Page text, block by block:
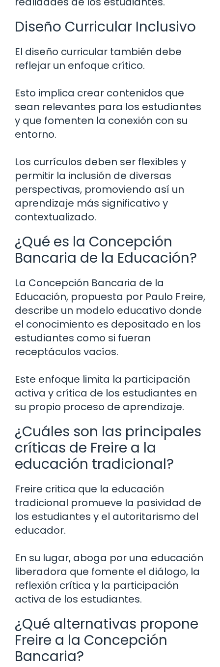
Diseño Curricular Inclusivo
El diseño curricular también debe
reflejar un enfoque crítico.
Esto implica crear contenidos que
sean relevantes para los estudiantes
y que fomenten la conexión con su
entorno.
Los currículos deben ser flexibles y
permitir la inclusión de diversas
perspectivas, promoviendo así un
aprendizaje más significativo y
contextualizado.
¿Qué es la Concepción
Bancaria de la Educación?
La Concepción Bancaria de la
Educación, propuesta por Paulo Freire,
describe un modelo educativo donde
el conocimiento es depositado en los
estudiantes como si fueran
receptáculos vacíos.
Este enfoque limita la participación
activa y crítica de los estudiantes en
su propio proceso de aprendizaje.
¿Cuáles son las principales
críticas de Freire a la
educación tradicional?
Freire critica que la educación
tradicional promueve la pasividad de
los estudiantes y el autoritarismo del
educador.
En su lugar, aboga por una educación
liberadora que fomente el diálogo, la
reflexión crítica y la participación
activa de los estudiantes.
¿Qué alternativas propone
Freire a la Concepción
Bancaria?